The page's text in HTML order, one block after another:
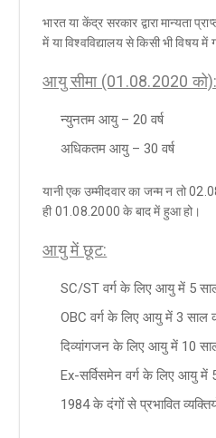
भारत या केंद्र सरकार द्वारा मान्यता
में या विश्वविद्यालय से किसी भी विषय में
आयु सीमा (01.08.2020 को):
न्युनतम आयु – 20 वर्ष
अधिकतम आयु – 30 वर्ष
यानी एक उम्मीदवार का जन्म न तो
ही 01.08.2000 के बाद में हुआ हो।
आयु में छूट:
SC/ST वर्ग के लिए आयु में 5
OBC वर्ग के लिए आयु में 3 साल
दिव्यांगजन के लिए आयु में 10
Ex-सर्विसमेन वर्ग के लिए आयु में
1984 के दंगों से प्रभावित